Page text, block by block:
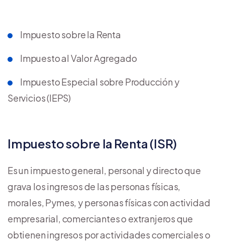
Impuesto sobre la Renta
Impuesto al Valor Agregado
Impuesto Especial sobre Producción y
Servicios (IEPS)
Impuesto sobre la Renta (ISR)
Es un impuesto general, personal y directo que
grava los ingresos de las personas físicas,
morales, Pymes, y personas físicas con actividad
empresarial, comerciantes o extranjeros que
obtienen ingresos por actividades comerciales o